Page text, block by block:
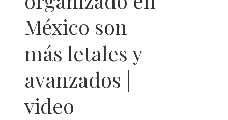
México son
más letales y
avanzados |
video